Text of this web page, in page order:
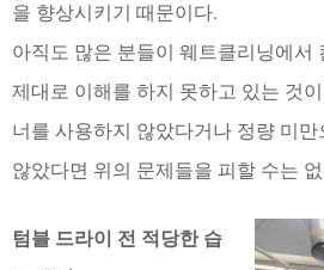
을 향상시키기 때문이다.
아직도 많은 분들이 웨트클리닝에서
제대로 이해를 하지 못하고 있는 것
너를 사용하지 않았다거나 정량 미
않았다면 위의 문제들을 피할 수는
텀블 드라이 전 적당한 습